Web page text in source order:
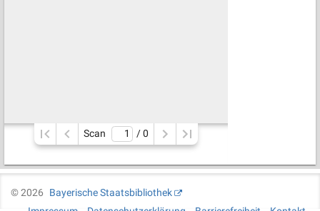
Scan / 0
©2026
Bayerische Staatsbibliothek